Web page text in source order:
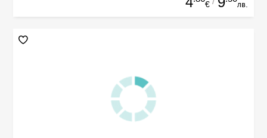
€ лв.